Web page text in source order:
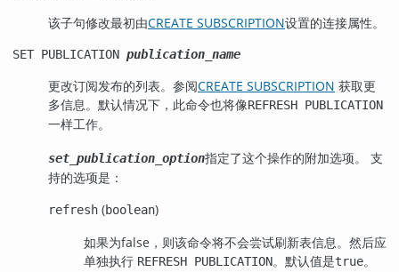
该子句修改最初由CREATE SUBSCRIPTION设置的连接属性。
SET PUBLICATION publication_name
更改订阅发布的列表。参阅CREATE SUBSCRIPTION 获取更
多信息。默认情况下，此命令也将像REFRESH PUBLICATION
一样工作。
set_publication_option指定了这个操作的附加选项。 支
持的选项是：
refresh (boolean)
如果为false，则该命令将不会尝试刷新表信息。然后应
单独执行 REFRESH PUBLICATION。默认值是true。